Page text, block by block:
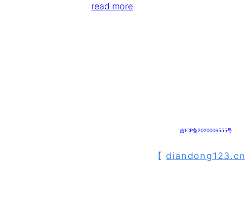
read more
吉ICP备2020006555号
【 diandong123.cn